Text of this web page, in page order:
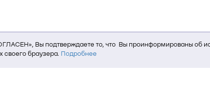
Вы подтверждаете то, что Вы проинформированы об
своего браузера. Подробнее